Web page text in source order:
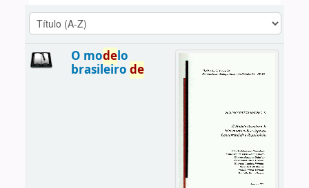
O modelo
brasileiro de